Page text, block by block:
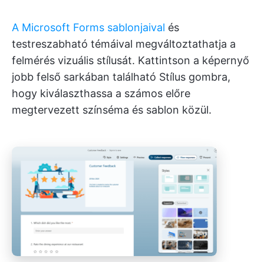
A Microsoft Forms sablonjaival és
testreszabható témáival megváltoztathatja a
felmérés vizuális stílusát. Kattintson a képernyő
jobb felső sarkában található Stílus gombra,
hogy kiválaszthassa a számos előre
megtervezett színséma és sablon közül.